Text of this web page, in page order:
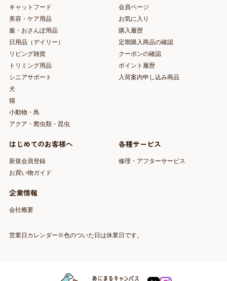
キャットフード
美容・ケア用品
服・おさんぽ用品
日用品（デイリー）
リビング雑貨
トリミング用品
シニアサポート
犬
猫
小動物・鳥
アクア・爬虫類・昆虫
会員ページ
お気に入り
購入履歴
定期購入商品の確認
クーポンの確認
ポイント履歴
入荷案内申し込み商品
はじめてのお客様へ
新規会員登録
お買い物ガイド
各種サービス
修理・アフターサービス
企業情報
会社概要
営業日カレンダー※色のついた日は休業日です。